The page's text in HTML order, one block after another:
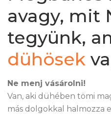
avagy, mit
tegyünk,
dühösek
Ne menj vásárolni!
Van, aki dühében tömi
más dolgokkal halmozza